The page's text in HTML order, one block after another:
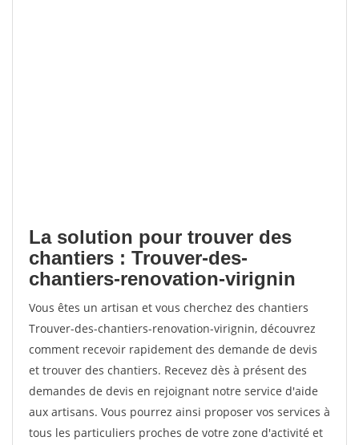
La solution pour trouver des
chantiers : Trouver-des-
chantiers-renovation-virignin
Vous êtes un artisan et vous cherchez des chantiers
Trouver-des-chantiers-renovation-virignin, découvrez
comment recevoir rapidement des demande de devis
et trouver des chantiers. Recevez dès à présent des
demandes de devis en rejoignant notre service d'aide
aux artisans. Vous pourrez ainsi proposer vos services à
tous les particuliers proches de votre zone d'activité et